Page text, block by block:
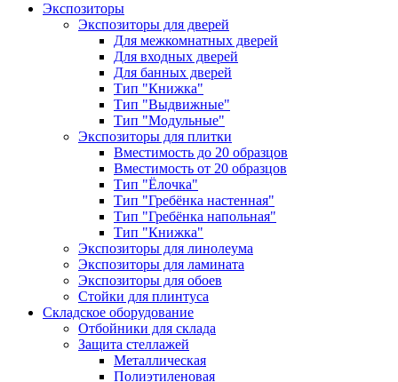
Экспозиторы
Экспозиторы для дверей
Для межкомнатных дверей
Для входных дверей
Для банных дверей
Тип "Книжка"
Тип "Выдвижные"
Тип "Модульные"
Экспозиторы для плитки
Вместимость до 20 образцов
Вместимость от 20 образцов
Тип "Ёлочка"
Тип "Гребёнка настенная"
Тип "Гребёнка напольная"
Тип "Книжка"
Экспозиторы для линолеума
Экспозиторы для ламината
Экспозиторы для обоев
Стойки для плинтуса
Складское оборудование
Отбойники для склада
Защита стеллажей
Металлическая
Полиэтиленовая